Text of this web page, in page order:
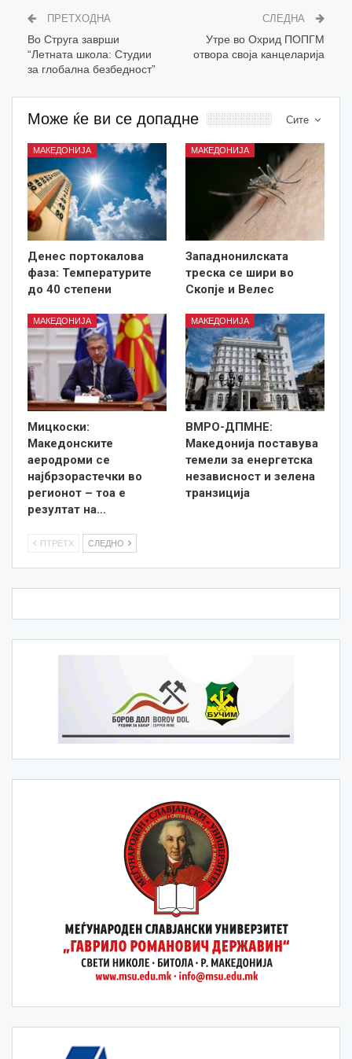
ПРЕТХОДНА
Во Струга заврши
“Летната школа: Студии
за глобална безбедност”
СЛЕДНА
Утре во Охрид ПОПГМ
отвора своја канцеларија
Сите
Може ќе ви се допадне
МАКЕДОНИЈА
Денес портокалова
фаза: Температурите
до 40 степени
МАКЕДОНИЈА
Западнонилската
треска се шири во
Скопје и Велес
МАКЕДОНИЈА
Мицкоски:
Македонските
аеродроми се
најбрзорастечки во
регионот – тоа е
резултат на…
МАКЕДОНИЈА
ВМРО-ДПМНЕ:
Македонија поставува
темели за енергетска
независност и зелена
транзиција
ПТРЕТХ СЛЕДНО